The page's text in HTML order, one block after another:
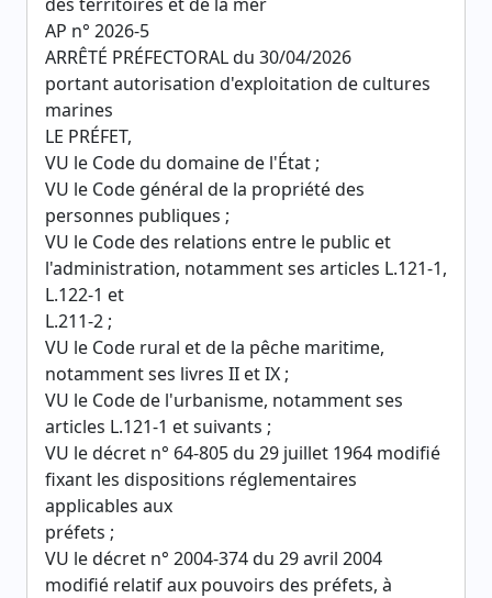
AP n° 2026-5
ARRÊTÉ PRÉFECTORAL du 30/04/2026
portant autorisation d'exploitation de cultures
marines
LE PRÉFET,
VU le Code du domaine de l'État ;
VU le Code général de la propriété des
personnes publiques ;
VU le Code des relations entre le public et
l'administration, notamment ses articles L.121-1,
L.122-1 et
L.211-2 ;
VU le Code rural et de la pêche maritime,
notamment ses livres II et IX ;
VU le Code de l'urbanisme, notamment ses
articles L.121-1 et suivants ;
VU le décret n° 64-805 du 29 juillet 1964 modifié
fixant les dispositions réglementaires
applicables aux
préfets ;
VU le décret n° 2004-374 du 29 avril 2004
modifié relatif aux pouvoirs des préfets, à